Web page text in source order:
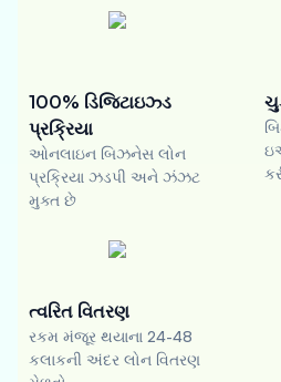
100% ડિજિટાઇઝ્ડ
પ્રક્રિયા
ઓનલાઇન બિઝનેસ લોન
પ્રક્રિયા ઝડપી અને ઝંઝટ
મુક્ત છે
ત્વરિત વિતરણ
રકમ મંજૂર થયાના 24-48
કલાકની અંદર લોન વિતરણ